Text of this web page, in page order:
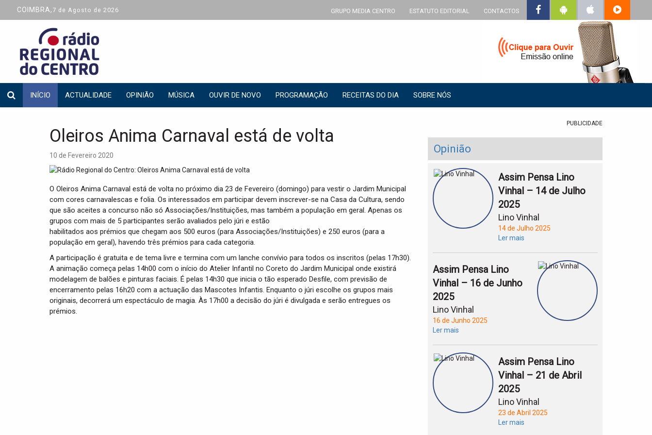
COIMBRA, 7 de Agosto de 2026 GRUPO MEDIA CENTRO ESTATUTO EDITORIAL CONTACTOS
INÍCIO ACTUALIDADE OPINIÃO MÚSICA OUVIR DE NOVO PROGRAMAÇÃO RECEITAS DO DIA SOBRE NÓS
Oleiros Anima Carnaval está de volta
10 de Fevereiro 2020
O Oleiros Anima Carnaval está de volta no próximo dia 23 de Fevereiro (domingo) para vestir o Jardim Municipal
com cores carnavalescas e folia. Os interessados em participar devem inscrever-se na Casa da Cultura, sendo
que são aceites a concurso não só Associações/Instituições, mas também a população em geral. Apenas os
grupos com mais de 5 participantes serão avaliados pelo júri e estão
habilitados aos prémios que chegam aos 500 euros (para Associações/Instituições) e 250 euros (para a
população em geral), havendo três prémios para cada categoria.
A participação é gratuita e de tema livre e termina com um lanche convívio para todos os inscritos (pelas 17h30).
A animação começa pelas 14h00 com o início do Atelier Infantil no Coreto do Jardim Municipal onde existirá
modelagem de balões e pinturas faciais. É pelas 14h30 que inicia o tão esperado Desfile, com previsão de
encerramento pelas 16h20 com a actuação das Mascotes Infantis. Enquanto o júri escolhe os grupos mais
originais, decorrerá um espectáculo de magia. Às 17h00 a decisão do júri é divulgada e serão entregues os
prémios.
PUBLICIDADE
Opinião
Assim Pensa Lino
Vinhal – 14 de Julho
2025
Lino Vinhal
14 de Julho 2025
Ler mais
Assim Pensa Lino
Vinhal – 16 de Junho
2025
Lino Vinhal
16 de Junho 2025
Ler mais
Assim Pensa Lino
Vinhal – 21 de Abril
2025
Lino Vinhal
23 de Abril 2025
Ler mais